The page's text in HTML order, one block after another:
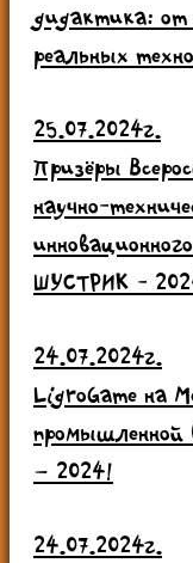
дидактика: от
реальных
25.07.2024г.
Призёры
научно-
ШУСТРИК -
24.07.2024г.
LigroGame на
– 2024!
24.07.2024г.